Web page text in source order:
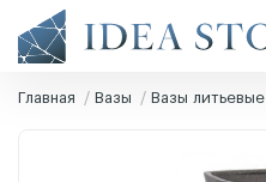
Главная Вазы Вазы литьевые